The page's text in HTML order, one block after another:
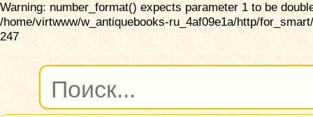
Warning: number_format() expects parameter 1 to be
/home/virtwww/w_antiquebooks-ru_4af09e1a/http/
247